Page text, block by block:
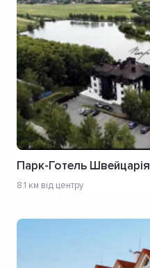
Парк-Готель Швейцарія
8.1 км від центру